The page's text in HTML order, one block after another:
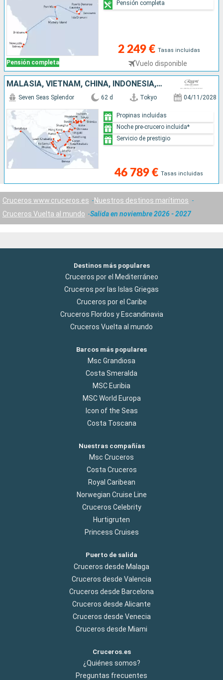
Pensión completa
2 249 € Tasas incluidas
Vuelo disponible
Pensión completa
MALASIA, VIETNAM, CHINA, INDONESIA, TAILANDIA, TAIWÁN, FILIPINAS, JAPÓN, BRUNEI, COREA DEL SUR, SINGAPUR
Seven Seas Splendor 62 d Tokyo 04/11/2028
46 789 € Tasas incluidas
Propinas incluidas
Noche pre-crucero incluida*
Servicio de prestigio
Cruceros www.cruceros.es
Nuestros destinos marítimos
Cruceros Vuelta al mundo
Salida en noviembre 2026 - 2027
Destinos más populares
Cruceros por el Mediterráneo
Cruceros por las Islas Griegas
Cruceros por el Caribe
Cruceros Flordos y Escandinavia
Cruceros Vuelta al mundo
Barcos más populares
Msc Grandiosa
Costa Smeralda
MSC Euribia
MSC World Europa
Icon of the Seas
Costa Toscana
Nuestras compañías
Msc Cruceros
Costa Cruceros
Royal Caribean
Norwegian Cruise Line
Cruceros Celebrity
Hurtigruten
Princess Cruises
Puerto de salida
Cruceros desde Malaga
Cruceros desde Valencia
Cruceros desde Barcelona
Cruceros desde Alicante
Cruceros desde Venecia
Cruceros desde Miami
Cruceros.es
¿Quiénes somos?
Preguntas frecuentes